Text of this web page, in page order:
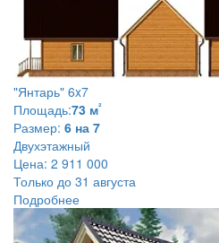
"Янтарь" 6x7
Площадь:73 м²
Размер: 6 на 7
Двухэтажный
Цена: 2 911 000
Только до 31 августа
Подробнее